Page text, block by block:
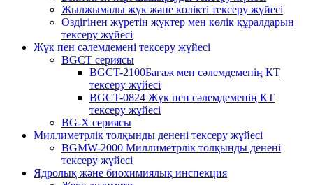
Жылжымалы жүк және көлікті тексеру жүйесі
Өздігінен жүретін жүктер мен көлік құралдарын
тексеру жүйесі
Жүк пен сәлемдемені тексеру жүйесі
BGCT сериясы
BGCT-2100Багаж мен сәлемдеменің КТ
тексеру жүйесі
BGCT-0824 Жүк пен сәлемдеменің КТ
тексеру жүйесі
BG-X сериясы
Миллиметрлік толқынды денені тексеру жүйесі
BGMW-2000 Миллиметрлік толқынды денені
тексеру жүйесі
Ядролық және биохимиялық инспекция